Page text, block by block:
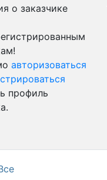
о заказчике
авторизоваться
профиль